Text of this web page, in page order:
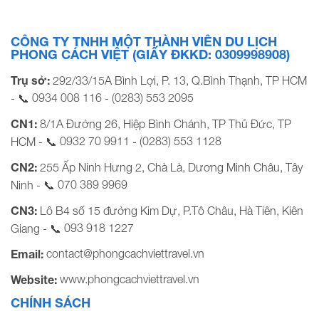
CÔNG TY TNHH MỘT THÀNH VIÊN DU LỊCH
PHONG CÁCH VIỆT (GIẤY ĐKKD: 0309998908)
Trụ sở: 292/33/15A Bình Lợi, P. 13, Q.Bình Thạnh, TP HCM
- 📞 0934 008 116 - (0283) 553 2095
CN1: 8/1A Đường 26, Hiệp Bình Chánh, TP Thủ Đức, TP
HCM - 📞 0932 70 9911 - (0283) 553 1128
CN2: 255 Ấp Ninh Hưng 2, Chà Là, Dương Minh Châu, Tây
Ninh - 📞 070 389 9969
CN3: Lô B4 số 15 đường Kim Dự, P.Tô Châu, Hà Tiên, Kiên
Giang - 📞 093 918 1227
Email: contact@phongcachviettravel.vn
Website: www.phongcachviettravel.vn
CHÍNH SÁCH